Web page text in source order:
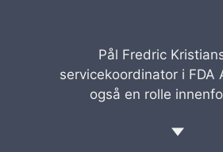
Pål Fredric
servicekoordinator i FDA
også en rolle